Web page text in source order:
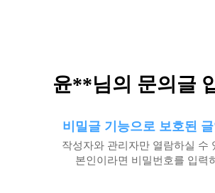
윤**님의 문의글
비밀글 기능으로 보호된
작성자와 관리자만 열람하실 수
본인이라면 비밀번호를 입력